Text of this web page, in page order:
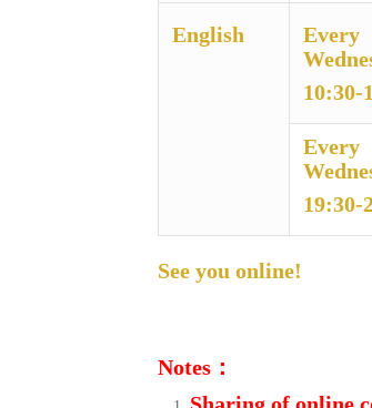
English
Every
10:30-
Every
19:30-
See you online!
Notes ：